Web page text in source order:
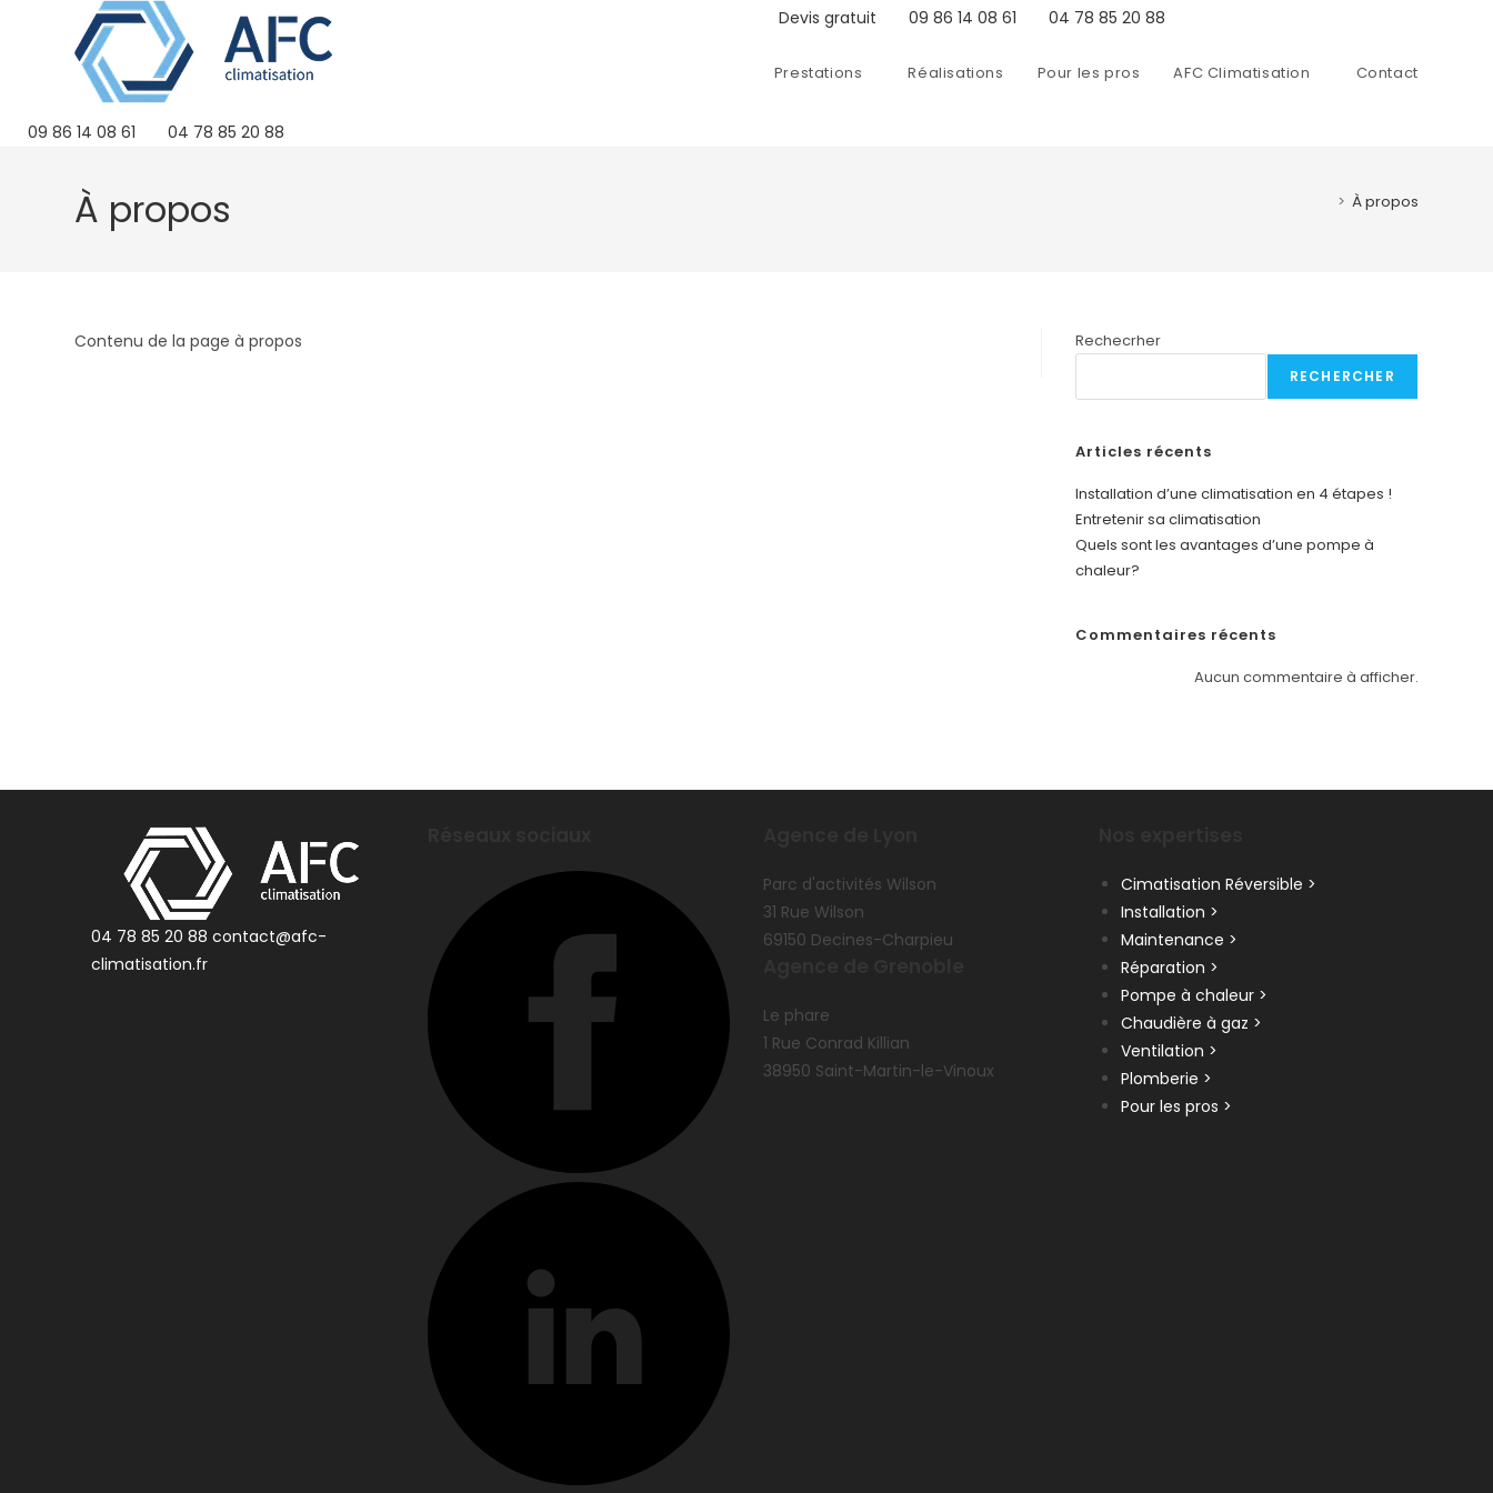
Devis gratuit 09 86 14 08 61 04 78 85 20 88
Prestations Réalisations Pour les pros AFC Climatisation Contact
09 86 14 08 61 04 78 85 20 88
À propos > À propos
Contenu de la page à propos Rechecrher
RECHERCHER
Articles récents
Installation d’une climatisation en 4 étapes !
Entretenir sa climatisation
Quels sont les avantages d’une pompe à
chaleur?
Commentaires récents
Aucun commentaire à afficher.
04 78 85 20 88contact@afc-
climatisation.fr
Parc d'activités Wilson
31 Rue Wilson
69150 Decines-Charpieu
Le phare
1 Rue Conrad Killian
38950 Saint-Martin-le-Vinoux
Cimatisation Réversible >
Installation >
Maintenance >
Réparation >
Pompe à chaleur >
Chaudière à gaz >
Ventilation >
Plomberie >
Pour les pros >